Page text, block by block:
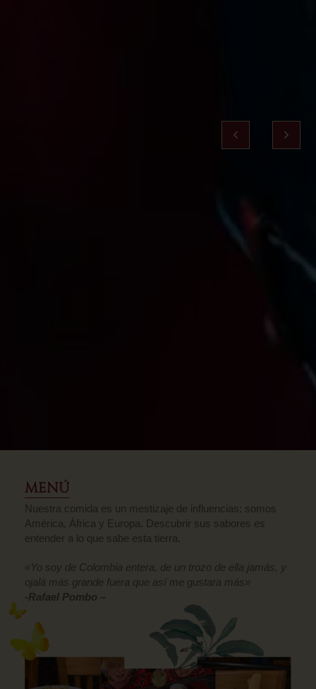
EL TEMPLO DE LA
MÚSICA
DEL MUNDO Y LA
COLOMBIANIDAD
HAZ TU RESERVA
MENÚ
Nuestra comida es un mestizaje de influencias: somos
América, África y Europa. Descubrir sus sabores es
entender a lo que sabe esta tierra.
«Yo soy de Colombia entera, de un trozo de ella jamás, y
ojalá más grande fuera que así me gustara más»
-Rafael Pombo –